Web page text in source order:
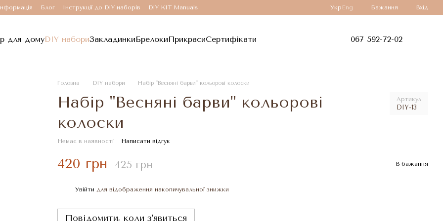
Блог Інструкції до DIY наборів DIY KIT Manuals Укр Eng Бажання Вхід
для домуDIY набориЗакладинкиБрелокиПрикрасиСертифікати 067 592-72-02
Головна DIY набори Набір "Весняні барви" кольорові колоски
Набір "Весняні барви" кольорові
колоски
Артикул
DIY-13
Немає в наявності Написати відгук
420 грн 425 грн В бажання
Увійти для відображення накопичувальної знижки
Повідомити, коли з'явиться